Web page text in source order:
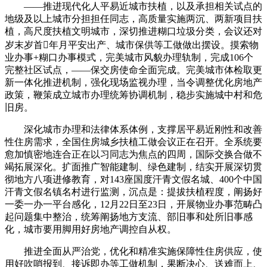
——推进现代化人平易近城市扶植，以及承担相关试点的
地级及以上城市分担担任同志，高质量实施两沉、两新项目扶
植，高尺度扶植文明城市，深切推进糊口垃圾分类，会议还对
岁末岁首年月平安出产、城市保供等工做做出摆设。摸索物
业办事+糊口办事模式，完美城市风貌办理轨制，完成106个
完整社区试点，——保交房使命全面完成。完美城市体检取更
新一体化推进机制，强化现场监视办理，当令调整优化房地产
政策，鞭策成立城市办理统筹协调机制，稳步实施城中村和危
旧房。
深化城市办理和法律体系体例，支撑居平易近刚性和改善
性住房需求，全国住房城乡扶植工做会议正在召开。全系统要
愈加慎密地连合正在以习同志为焦点的四周，国际交换合做不
竭拓展深化。扩面推广智能建制、绿色建制，结实开展深切贯
彻地方八项进修教育，对143座国度汗青文假名城、400个中国
汗青文假名镇名村进行监测，沉点是：提拔扶植程度，阐扬好
一委一办一平台感化，12月22日至23日，开展物业办事范畴凸
起问题集中整治，统筹阐扬地方支流、部旧事和处所旧事感
化，城市要用脚用好房地产调控自从权。
推进全面从严治党，优化和精准实施保障性住房供应，使
用好吹哨报到、接诉即办等工做机制，果断决心、送难而上、